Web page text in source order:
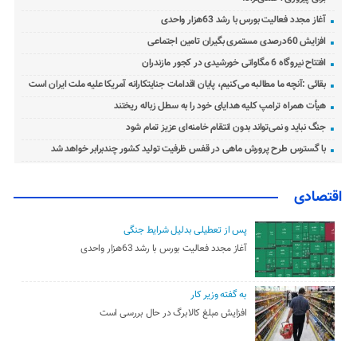
آغاز مجدد فعالیت بورس با رشد 63هزار واحدی
افزایش 60درصدی مستمری بگیران تامین اجتماعی
افتتاح نیروگاه 6 مگاواتی خورشیدی در کجور مازندران
بقائی :آنچه ما مطالبه می‌کنیم، پایان اقدامات جنایتکارانه آمریکا علیه ملت ایران است
هیأت همراه ترامپ کلیه هدایای خود را به سطل زباله ریختند
جنگ نباید و نمی‌تواند بدون انتقام خامنه‌ای عزیز تمام شود
با گسترس طرح پرورش ماهی در قفس ظرفیت تولید کشور چندبرابر خواهد شد
اقتصادی
پس از تعطیلی بدلیل شرایط جنگی
آغاز مجدد فعالیت بورس با رشد 63هزار واحدی
به گفته وزیر کار
افزایش مبلغ کالابرگ در حال بررسی است